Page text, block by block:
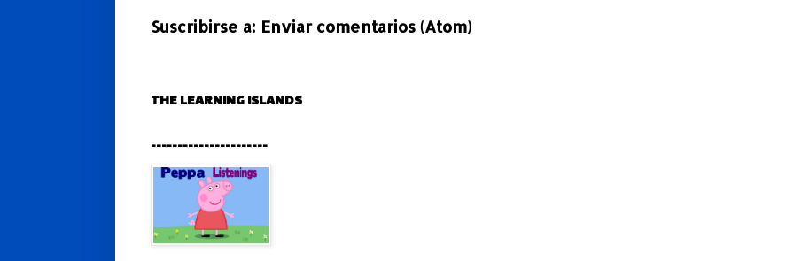
Suscribirse a: Enviar comentarios (Atom)
THE LEARNING ISLANDS
----------------------